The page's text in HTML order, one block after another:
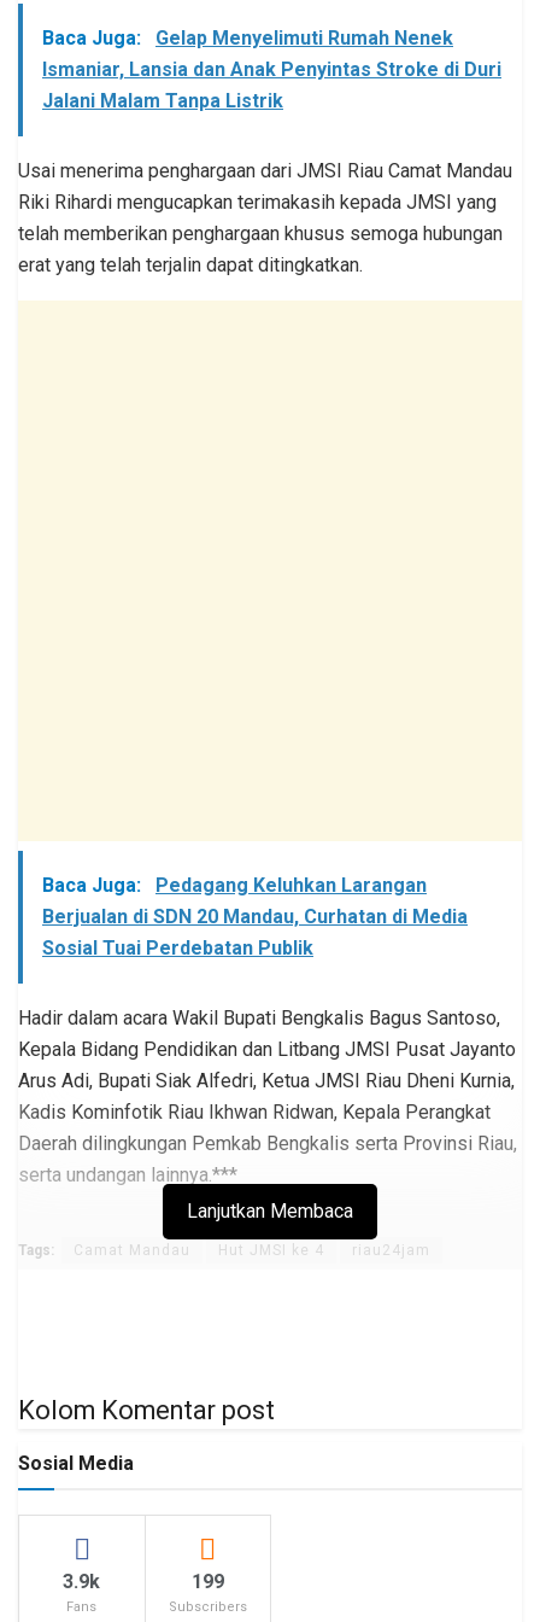
Baca Juga:
Gelap Menyelimuti Rumah Nenek
Ismaniar, Lansia dan Anak Penyintas Stroke di Duri
Jalani Malam Tanpa Listrik
Usai menerima penghargaan dari JMSI Riau Camat Mandau
Riki Rihardi mengucapkan terimakasih kepada JMSI yang
telah memberikan penghargaan khusus semoga hubungan
erat yang telah terjalin dapat ditingkatkan.
Baca Juga:
Pedagang Keluhkan Larangan
Berjualan di SDN 20 Mandau, Curhatan di Media
Sosial Tuai Perdebatan Publik
Hadir dalam acara Wakil Bupati Bengkalis Bagus Santoso,
Kepala Bidang Pendidikan dan Litbang JMSI Pusat Jayanto
Arus Adi, Bupati Siak Alfedri, Ketua JMSI Riau Dheni Kurnia,
Kadis Kominfotik Riau Ikhwan Ridwan, Kepala Perangkat
Daerah dilingkungan Pemkab Bengkalis serta Provinsi Riau,
serta undangan lainnya.***
Lanjutkan Membaca
Tags: Camat Mandau Hut JMSI ke 4 riau24jam
Kolom Komentar post
Sosial Media
3.9k
Fans
199
Subscribers